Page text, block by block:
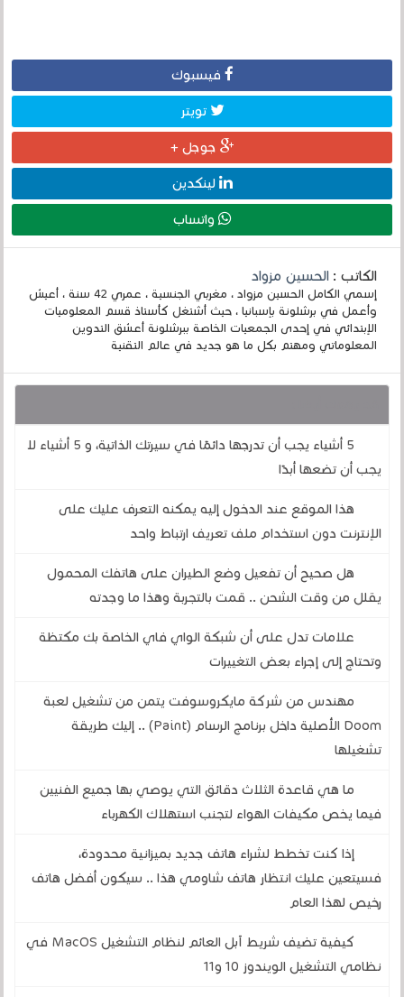
فيسبوك
تويتر
جوجل +
لينكدين
واتساب
الكاتب :الحسين مزواد
إسمي الكامل الحسين مزواد ، مغربي الجنسية ، عمري 42 سنة ، أعيش
وأعمل في برشلونة بإسبانيا ، حيث أشتغل كأستاذ قسم المعلوميات
الإبتدائي في إحدى الجمعيات الخاصة ببرشلونة أعشق التدوين
المعلوماتي ومهتم بكل ما هو جديد في عالم التقنية
5 أشياء يجب أن تدرجها دائمًا في سيرتك الذاتية، و 5 أشياء لا
يجب أن تضعها أبدًا
هذا الموقع عند الدخول إليه يمكنه التعرف عليك على
الإنترنت دون استخدام ملف تعريف ارتباط واحد
هل صحيح أن تفعيل وضع الطيران على هاتفك المحمول
يقلل من وقت الشحن .. قمت بالتجربة وهذا ما وجدته
علامات تدل على أن شبكة الواي فاي الخاصة بك مكتظة
وتحتاج إلى إجراء بعض التغييرات
مهندس من شركة مايكروسوفت يتمن من تشغيل لعبة
Doom الأصلية داخل برنامج الرسام (Paint) .. إليك طريقة
تشغيلها
ما هي قاعدة الثلاث دقائق التي يوصي بها جميع الفنيين
فيما يخص مكيفات الهواء لتجنب استهلاك الكهرباء
إذا كنت تخطط لشراء هاتف جديد بميزانية محدودة،
فسيتعين عليك انتظار هاتف شاومي هذا .. سيكون أفضل هاتف
رخيص لهذا العام
كيفية تضيف شريط آبل العائم لنظام التشغيل MacOS في
نظامي التشغيل الويندوز 10 و11